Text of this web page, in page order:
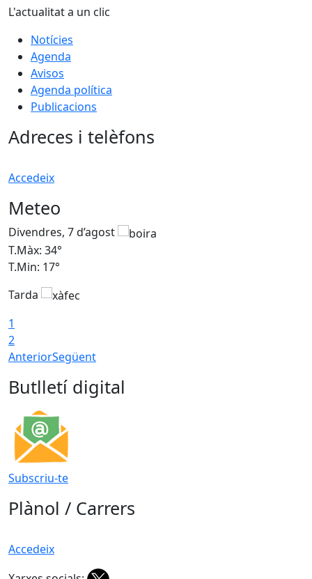
L'actualitat a un clic
Notícies
Agenda
Avisos
Agenda política
Publicacions
Adreces i telèfons
Accedeix
Meteo
Divendres, 7 d’agost
T.Màx: 34°
T.Min: 17°
Tarda
1
2
AnteriorSegüent
Butlletí digital
Subscriu-te
Plànol / Carrers
Accedeix